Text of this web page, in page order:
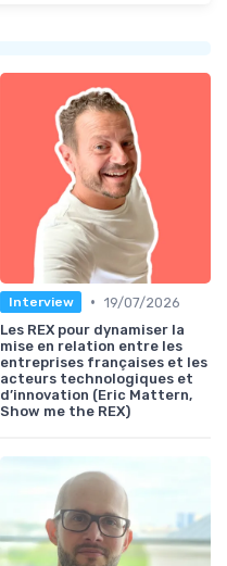
Interview • 19/07/2026
Les REX pour dynamiser la
mise en relation entre les
entreprises françaises et les
acteurs technologiques et
d’innovation (Eric Mattern,
Show me the REX)